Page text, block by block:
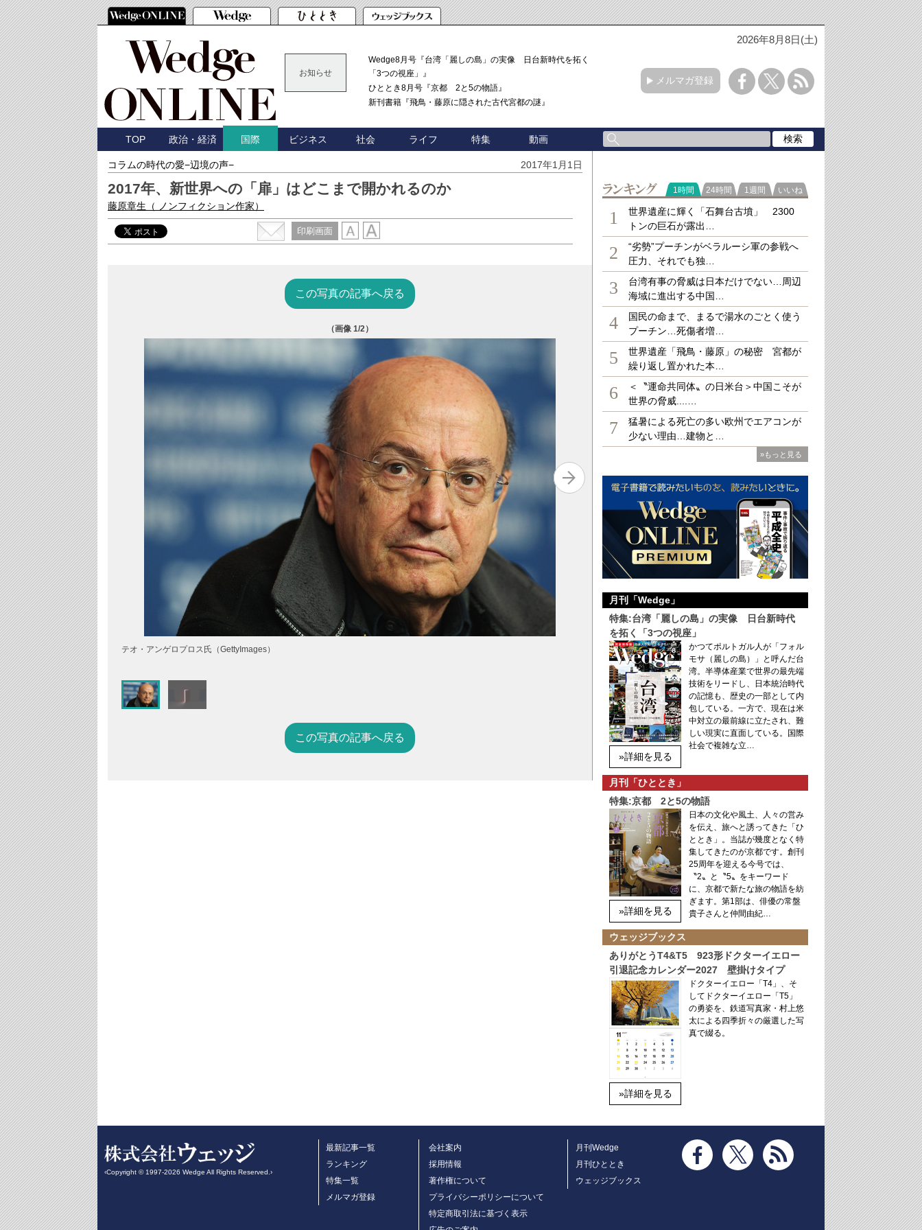
2026年8月8日(土)
お知らせ
Wedge8月号『台湾「麗しの島」の実像 日台新時代を拓く
「3つの視座」』
ひととき8月号『京都 2と5の物語』
新刊書籍『飛鳥・藤原に隠された古代宮都の謎』
メルマガ登録
TOP 政治・経済 国際 ビジネス 社会 ライフ 特集 動画
コラムの時代の愛−辺境の声− 2017年1月1日
2017年、新世界への「扉」はどこまで開かれるのか
藤原章生 （ ノンフィクション作家）
印刷画面
この写真の記事へ戻る
（画像1/2）
テオ・アンゲロプロス氏（GettyImages）
この写真の記事へ戻る
ラ
1時間 24時間 1週間 いいね
1
世界遺産に輝く「石舞台古墳」 2300
トンの巨石が露出…
2
“劣勢”プーチンがベラルーシ軍の参戦へ
圧力、それでも独…
3
台湾有事の脅威は日本だけでない…周辺
海域に進出する中国…
4
国民の命まで、まるで湯水のごとく使う
プーチン…死傷者増…
5
世界遺産「飛鳥・藤原」の秘密 宮都が
繰り返し置かれた本…
6
＜〝運命共同体〟の日米台＞中国こそが
世界の脅威....…
7
猛暑による死亡の多い欧州でエアコンが
少ない理由…建物と…
»もっと見る
月刊「Wedge」
特集:台湾「麗しの島」の実像 日台新時代
を拓く「3つの視座」
»詳細を見る
かつてポルトガル人が「フォル
モサ（麗しの島）」と呼んだ台
湾。半導体産業で世界の最先端
技術をリードし、日本統治時代
の記憶も、歴史の一部として内
包している。一方で、現在は米
中対立の最前線に立たされ、難
しい現実に直面している。国際
社会で複雑な立…
月刊「ひととき」
特集:京都 2と5の物語
»詳細を見る
日本の文化や風土、人々の営み
を伝え、旅へと誘ってきた「ひ
ととき」。当誌が幾度となく特
集してきたのが京都です。創刊
25周年を迎える今号では、
〝2〟と〝5〟をキーワード
に、京都で新たな旅の物語を紡
ぎます。第1部は、俳優の常盤
貴子さんと仲間由紀…
ウェッジブックス
ありがとうT4&T5 923形ドクターイエロー
引退記念カレンダー2027 壁掛けタイプ
»詳細を見る
ドクターイエロー「T4」、そ
してドクターイエロー「T5」
の勇姿を、鉄道写真家・村上悠
太による四季折々の厳選した写
真で綴る。
‹Copyright © 1997-2026 Wedge All Rights Reserved.›
最新記事一覧
ランキング
特集一覧
メルマガ登録
会社案内
採用情報
著作権について
プライバシーポリシーについて
特定商取引法に基づく表示
月刊Wedge
月刊ひととき
ウェッジブックス